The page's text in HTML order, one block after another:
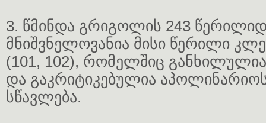
3. წმინდა გრიგოლის 243
მნიშვნელოვანია მისი წერილი
(101, 102), რომელშიც განხილულია
და გაკრიტიკებულია
სწავლება.